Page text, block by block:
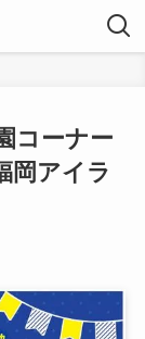
コーナー
岡アイラ